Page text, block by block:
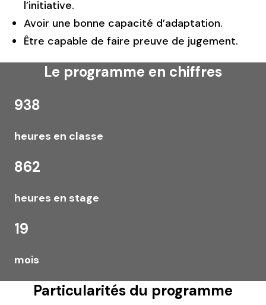
l’initiative.
Avoir une bonne capacité d’adaptation.
Être capable de faire preuve de jugement.
Le programme en chiffres
938
heures en classe
862
heures en stage
19
mois
Particularités du programme